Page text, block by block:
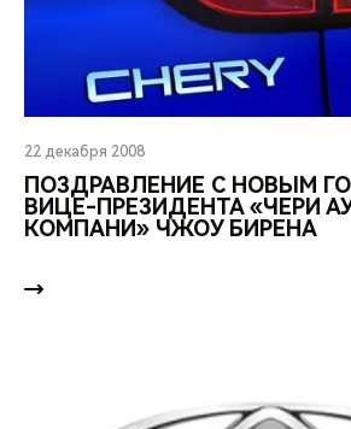
22 декабря 2008
ПОЗДРАВЛЕНИЕ С НОВЫМ
ВИЦЕ-ПРЕЗИДЕНТА «ЧЕРИ
КОМПАНИ» ЧЖОУ БИРЕНА